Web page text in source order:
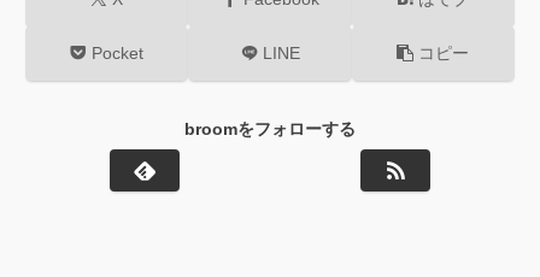
Pocket LINE コピー
broomをフォローする